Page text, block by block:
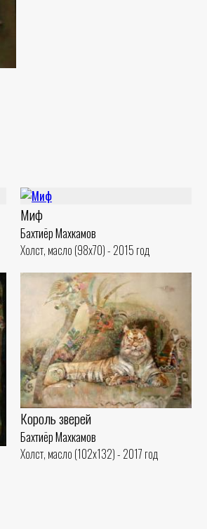
Миф
Бахтиёр Махкамов
Холст, масло (98x70) - 2015 год
Король зверей
Бахтиёр Махкамов
Холст, масло (102x132) - 2017 год